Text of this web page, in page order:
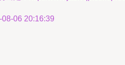
06 20:16:39